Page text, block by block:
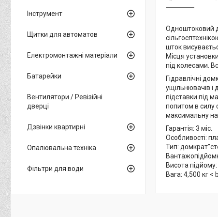
Одноштоковий
шток
Місця
під колесами.
Гідравлічні
ущільнювачів і
підставки під
попитом в силу
максимальну
Гарантія: 3 міс.
Особливості:
Тип:
Висота
Вага: 4,500 кг
Інструмент
Щитки для автоматов
Електромонтажні матеріали
Батарейки
Вентилятори / Ревізійні
дверці
Дзвінки квартирні
Опалювальна техніка
Фільтри для води